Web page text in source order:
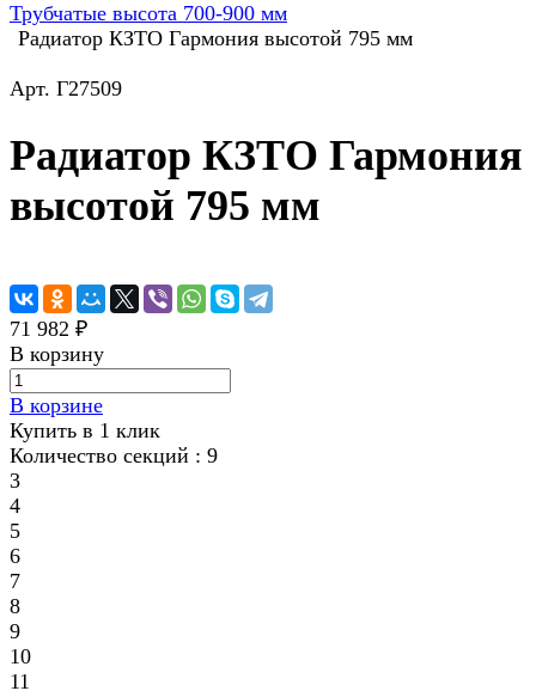
Трубчатые высота 700-900 мм
Радиатор КЗТО Гармония высотой 795 мм
Арт. Г27509
Радиатор КЗТО Гармония
высотой 795 мм
71 982 ₽
В корзину
В корзине
Купить в 1 клик
Количество секций : 9
3
4
5
6
7
8
9
10
11